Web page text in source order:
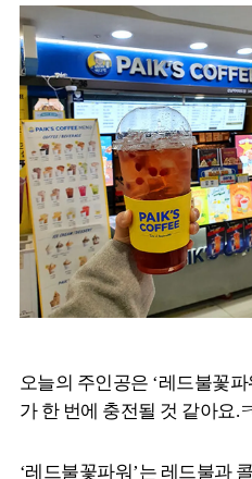
오늘의 주인공은 ‘레드불꽃
가 한 번에 충전될 것 같아요.
‘레드불꽃파워’는 레드불과